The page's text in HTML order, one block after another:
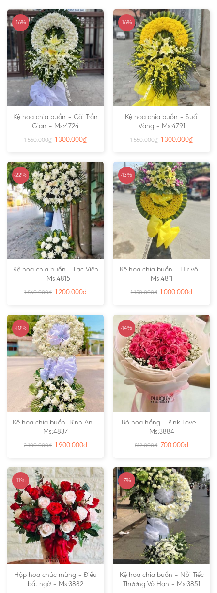
-16%
Kệ hoa chia buồn – Cõi Trần
Gian – Ms:4724
1.550.000₫ 1.300.000₫
-16%
Kệ hoa chia buồn – Suối
Vàng – Ms:4791
1.550.000₫ 1.300.000₫
-22%
Kệ hoa chia buồn – Lạc Viên
– Ms:4815
1.540.000₫ 1.200.000₫
-13%
Kệ hoa chia buồn – Hư vô –
Ms:4811
1.150.000₫ 1.000.000₫
-10%
Kệ hoa chia buồn -Bình An –
Ms:4837
2.100.000₫ 1.900.000₫
-14%
Bó hoa hồng – Pink Love –
Ms:3884
812.000₫ 700.000₫
-11%
Hộp hoa chúc mừng – Điều
bất ngờ – Ms:3882
-7%
Kệ hoa chia buồn – Nỗi Tiếc
Thương Vô Hạn – Ms:3851